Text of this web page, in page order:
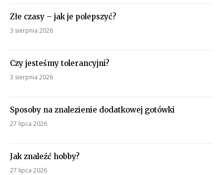
Złe czasy – jak je polepszyć?
3 sierpnia 2026
Czy jesteśmy tolerancyjni?
3 sierpnia 2026
Sposoby na znalezienie dodatkowej gotówki
27 lipca 2026
Jak znaleźć hobby?
27 lipca 2026